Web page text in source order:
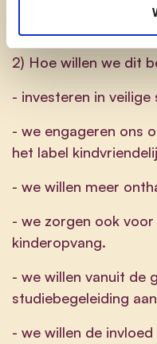
2) Hoe willen we dit
- investeren in veilige
- we engageren ons
het label
- we willen meer
- we zorgen ook
kinderopvang.
- we willen vanuit de
studiebegeleiding
- we willen de